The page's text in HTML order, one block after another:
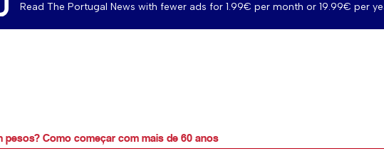
Read The Portugal News with fewer ads for 1.99€ per month or 19.99€ per
pesos? Como começar com mais de 60 anos